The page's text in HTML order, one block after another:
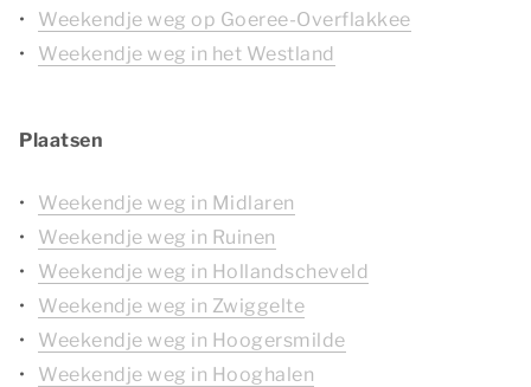
Weekendje weg op Goeree-Overflakkee
Weekendje weg in het Westland
Plaatsen
Weekendje weg in Midlaren
Weekendje weg in Ruinen
Weekendje weg in Hollandscheveld
Weekendje weg in Zwiggelte
Weekendje weg in Hoogersmilde
Weekendje weg in Hooghalen